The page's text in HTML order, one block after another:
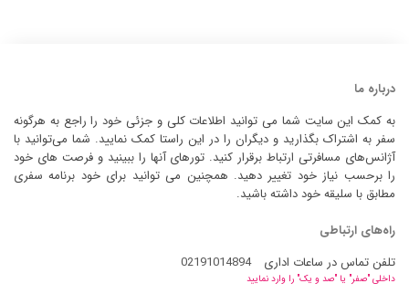
درباره ما
به کمک این سایت شما می توانید اطلاعات کلی و جزئی خود را راجع به هرگونه
سفر به اشتراک بگذارید و دیگران را در این راستا کمک نمایید. شما می‌توانید با
آژانس‌های مسافرتی ارتباط برقرار کنید. تورهای آنها را ببینید و فرصت های خود
را برحسب نیاز خود تغییر دهید. همچنین می توانید برای خود برنامه سفری
مطابق با سلیقه خود داشته باشید.
راه‌های ارتباطی
تلفن تماس در ساعات اداری
02191014894
داخلی "صفر" یا "صد و یک" را وارد نمایید